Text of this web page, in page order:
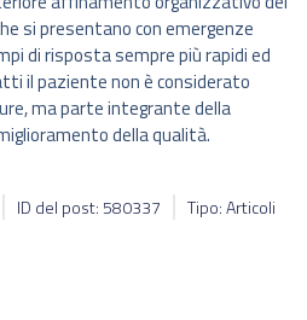
si presentano con emergenze
di risposta sempre più rapidi ed
il paziente non è considerato
ma parte integrante della
della qualità.
ID del post: 580337 Tipo: Articoli